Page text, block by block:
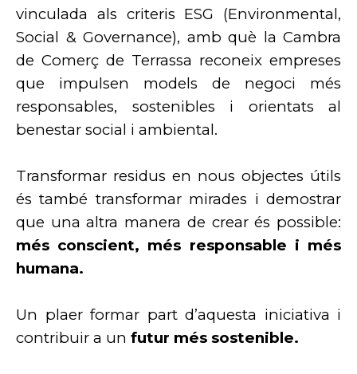
vinculada als criteris ESG (Environmental,
Social & Governance), amb què la Cambra
de Comerç de Terrassa reconeix empreses
que impulsen models de negoci més
responsables, sostenibles i orientats al
benestar social i ambiental.
Transformar residus en nous objectes útils
és també transformar mirades i demostrar
que una altra manera de crear és possible:
més conscient, més responsable i més
humana.
Un plaer formar part d’aquesta iniciativa i
contribuir a un futur més sostenible.